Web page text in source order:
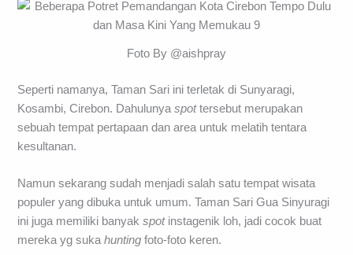
Foto By @aishpray
Seperti namanya, Taman Sari ini terletak di Sunyaragi,
Kosambi, Cirebon. Dahulunyaspottersebut merupakan
sebuah tempat pertapaan dan area untuk melatih tentara
kesultanan.
Namun sekarang sudah menjadi salah satu tempat wisata
populer yang dibuka untuk umum. Taman Sari Gua Sinyuragi
ini juga memiliki banyakspotinstagenik loh, jadi cocok buat
mereka yg sukahunting foto-foto keren.